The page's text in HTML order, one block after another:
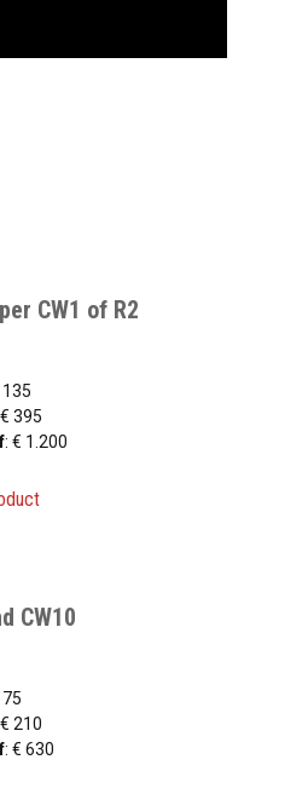
CW1 of R2
135
395
: € 1.200
CW10
75
210
: € 630